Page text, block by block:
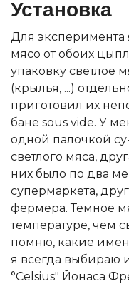
Установка
Для эксперимента
мясо от обоих
упаковку светлое
(крылья, ...)
приготовил их
бане sous vide. У
одной палочкой
светлого мяса,
них было по два
супермаркета,
фермера. Темное
температуре, чем
помню, какие
я всегда выбираю
°Celsius" Йонаса